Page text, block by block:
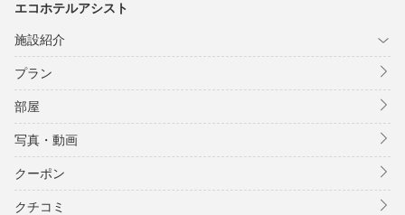
エコホテルアシスト
施設紹介
プラン
部屋
写真・動画
クーポン
クチコミ